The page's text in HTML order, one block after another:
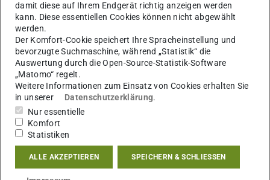
Mittelalterliche Geschichte
Kontakt
damit diese auf Ihrem Endgerät richtig anzeigen werden
kann. Diese essentiellen Cookies können nicht abgewählt
werden.
Der Komfort-Cookie speichert Ihre Spracheinstellung und
bevorzugte Suchmaschine, während „Statistik“ die
Auswertung durch die Open-Source-Statistik-Software
„Matomo“ regelt.
Weitere Informationen zum Einsatz von Cookies erhalten Sie
in unserer
Datenschutzerklärung.
Nur essentielle
Komfort
Statistiken
ALLE AKZEPTIEREN SPEICHERN & SCHLIESSEN